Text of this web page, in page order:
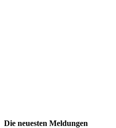
Die neuesten Meldungen